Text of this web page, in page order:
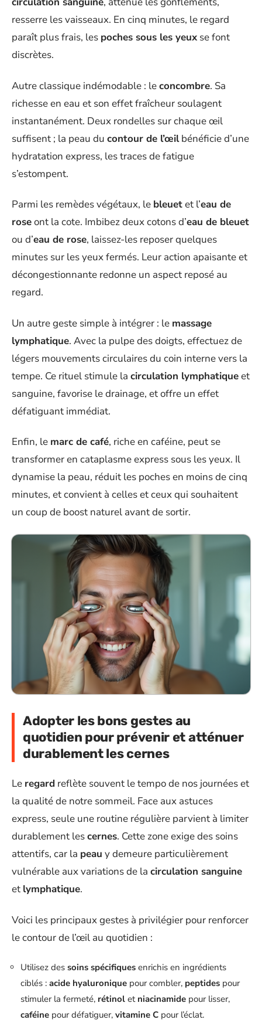
resserre les vaisseaux. En cinq minutes, le regard
paraît plus frais, les poches sous les yeux se font
discrètes.
Autre classique indémodable : leconcombre. Sa
richesse en eau et son effet fraîcheur soulagent
instantanément. Deux rondelles sur chaque œil
suffisent ; la peau du contour de l’œilbénéficie d’une
hydratation express, les traces de fatigue
s’estompent.
Parmi les remèdes végétaux, le bleuetet l’eau de
roseont la cote. Imbibez deux cotons d’eau de bleuet
ou d’eau de rose, laissez-les reposer quelques
minutes sur les yeux fermés. Leur action apaisante et
décongestionnante redonne un aspect reposé au
regard.
Un autre geste simple à intégrer : le massage
lymphatique. Avec la pulpe des doigts, effectuez de
légers mouvements circulaires du coin interne vers la
tempe. Ce rituel stimule la circulation lymphatiqueet
sanguine, favorise le drainage, et offre un effet
défatiguant immédiat.
Enfin, le marc de café, riche en caféine, peut se
transformer en cataplasme express sous les yeux. Il
dynamise la peau, réduit les poches en moins de cinq
minutes, et convient à celles et ceux qui souhaitent
un coup de boost naturel avant de sortir.
Adopter les bons gestes au
quotidien pour prévenir et atténuer
durablement les cernes
Le regard reflète souvent le tempo de nos journées et
la qualité de notre sommeil. Face aux astuces
express, seule une routine régulière parvient à limiter
durablement lescernes. Cette zone exige des soins
attentifs, car la peau y demeure particulièrement
vulnérable aux variations de la circulation sanguine
et lymphatique.
Voici les principaux gestes à privilégier pour renforcer
le contour de l’œil au quotidien :
Utilisez des soins spécifiques enrichis en ingrédients
ciblés : acide hyaluronique pour combler, peptides pour
stimuler la fermeté, rétinol et niacinamide pour lisser,
caféine pour défatiguer, vitamine C pour l’éclat.